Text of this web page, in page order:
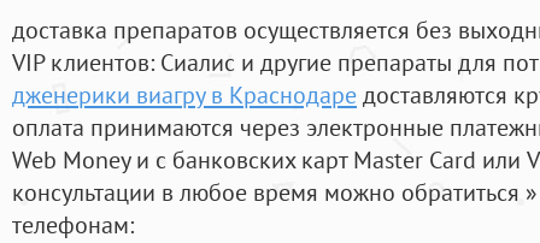
доставка препаратов осуществляется без
VIP клиентов: Сиалис и другие препараты для
дженерики виагру в Краснодаредоставляются
оплата принимаются через электронные
Web Money и с банковских карт Master Card или
консультации в любое время можно обратиться
телефонам: